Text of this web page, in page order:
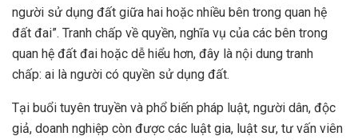
người sử dụng đất giữa hai hoặc nhiều bên trong quan hệ
đất đai”. Tranh chấp về quyền, nghĩa vụ của các bên trong
quan hệ đất đai hoặc dễ hiểu hơn, đây là nội dung tranh
chấp: ai là người có quyền sử dụng đất.
Tại buổi tuyên truyền và phổ biến pháp luật, người dân, độc
giả, doanh nghiệp còn được các luật gia, luật sư, tư vấn viên